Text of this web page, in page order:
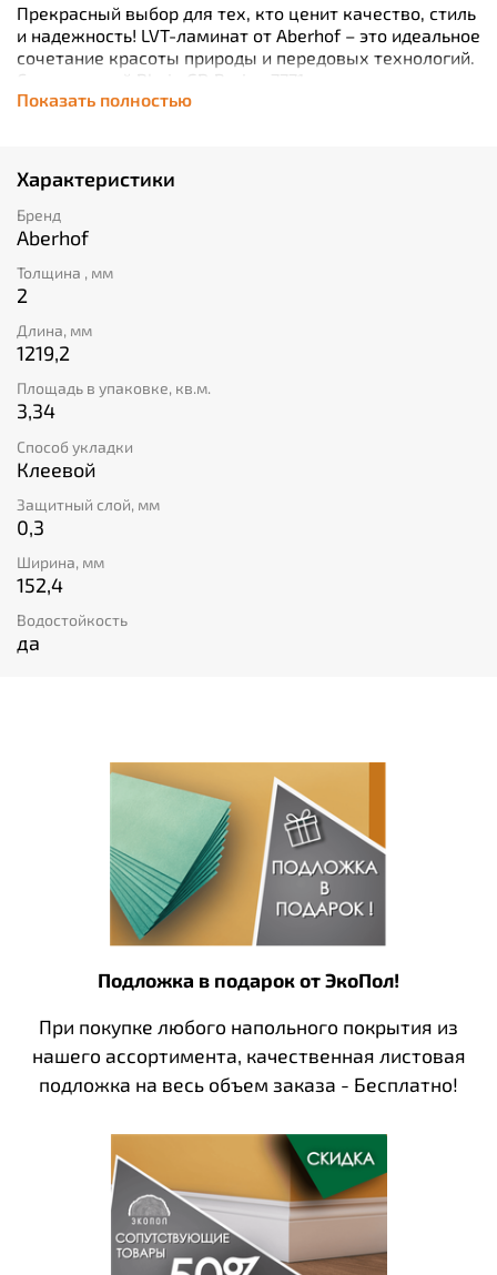
Прекрасный выбор для тех, кто ценит качество, стиль
и надежность! LVT-ламинат от Aberhof – это идеальное
сочетание красоты природы и передовых технологий.
С коллекцией Rhein GD Bering 7771 вы сможете
создать уникальный интерьер вашего дома или офиса.
долговечность. Более того, оно обладает отличными
звукоизоляционными свойствами, которые обеспечат
тихую атмосферу в помещении. Выбирайте лучшее с
LVT-ламинатами от Aberhof!
Показать полностью
Характеристики
Бренд
Aberhof
Толщина , мм
2
Длина, мм
1219,2
Площадь в упаковке, кв.м.
3,34
Способ укладки
Клеевой
Защитный слой, мм
0,3
Ширина, мм
152,4
Водостойкость
да
Подложка в подарок от ЭкоПол!
При покупке любого напольного покрытия из
нашего ассортимента, качественная листовая
подложка на весь объем заказа - Бесплатно!